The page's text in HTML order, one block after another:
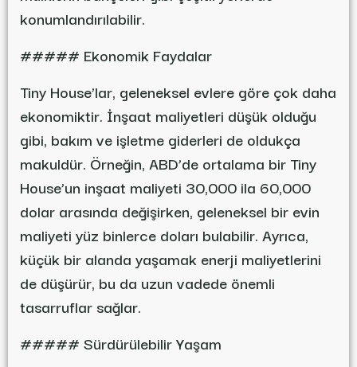
konumlandırılabilir.
##### Ekonomik Faydalar
Tiny House’lar, geleneksel evlere göre çok daha
ekonomiktir. İnşaat maliyetleri düşük olduğu
gibi, bakım ve işletme giderleri de oldukça
makuldür. Örneğin, ABD’de ortalama bir Tiny
House’un inşaat maliyeti 30,000 ila 60,000
dolar arasında değişirken, geleneksel bir evin
maliyeti yüz binlerce doları bulabilir. Ayrıca,
küçük bir alanda yaşamak enerji maliyetlerini
de düşürür, bu da uzun vadede önemli
tasarruflar sağlar.
##### Sürdürülebilir Yaşam